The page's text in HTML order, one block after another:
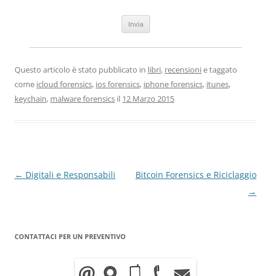
Questo articolo è stato pubblicato in libri, recensionie taggato
come icloud forensics, ios forensics, iphone forensics, itunes,
keychain, malware forensics il 12 Marzo 2015
Navigazione
← Digitali e Responsabili
Bitcoin Forensics e Riciclaggio
→
CONTATTACI PER UN PREVENTIVO